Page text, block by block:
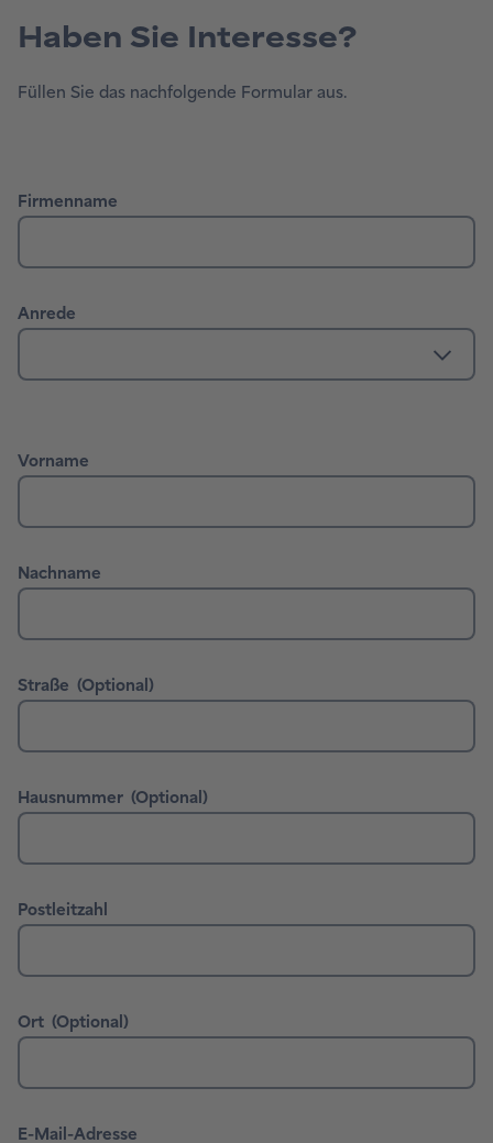
Haben Sie Interesse?
Füllen Sie das nachfolgende Formular aus.